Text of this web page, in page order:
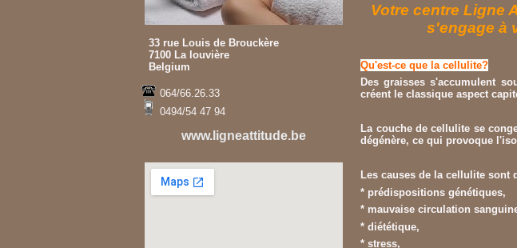
33 rue Louis de Brouckère
7100 La louvière
Belgium
064/66.26.33
0494/54 47 94
www.ligneattitude.be
Votre centre Ligne
s'engage à
Qu'est-ce que la cellulite?
Des graisses s'accumulent
créent le classique aspect
La couche de cellulite se
dégénère, ce qui provoque
Les causes de la cellulite sont
* prédispositions génétiques,
* mauvaise circulation
* diététique,
* stress,